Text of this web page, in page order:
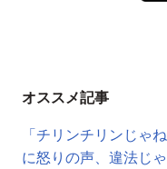
オススメ記事
「チリンチリンじゃ
に怒りの声、違法じ